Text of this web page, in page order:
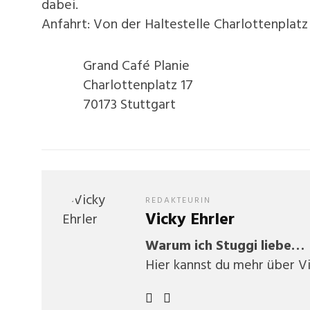
dabei.
Anfahrt: Von der Haltestelle
Grand Café Planie
Charlottenplatz 17
70173 Stuttgart
REDAKTEURIN
Vicky Ehrler
Warum ich Stuggi liebe…
Hier kannst du mehr über